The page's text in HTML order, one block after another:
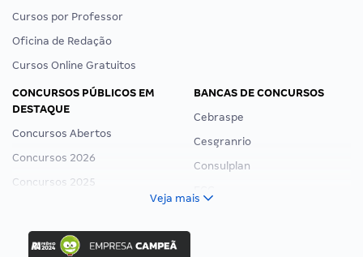
Cursos por Professor
Oficina de Redação
Cursos Online Gratuitos
CONCURSOS PÚBLICOS EM
DESTAQUE
Concursos Abertos
Concursos 2026
Concursos 2025
Concurso Ibama
BANCAS DE CONCURSOS
Cebraspe
Cesgranrio
Consulplan
Veja mais